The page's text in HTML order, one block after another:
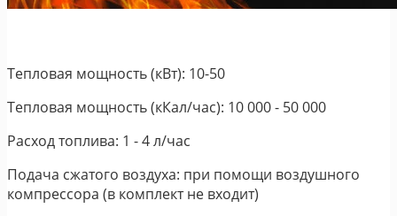
Тепловая мощность (кВт): 10-50
Тепловая мощность (кКал/час): 10 000 - 50 000
Расход топлива: 1 - 4 л/час
Подача сжатого воздуха: при помощи воздушного
компрессора (в комплект не входит)